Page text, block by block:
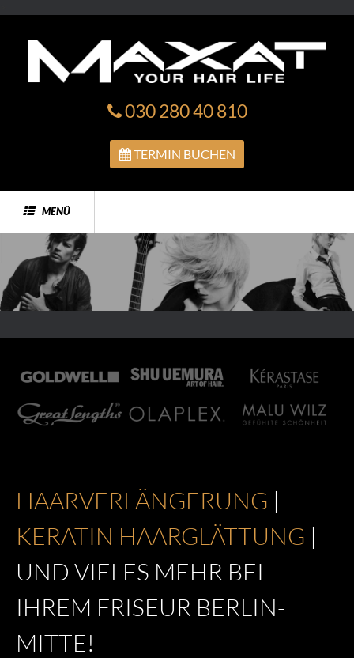
030 280 40 810
TERMIN BUCHEN
MENÜ
HAARVERLÄNGERUNG |
KERATIN HAARGLÄTTUNG |
UND VIELES MEHR BEI
IHREM FRISEUR BERLIN-
MITTE!